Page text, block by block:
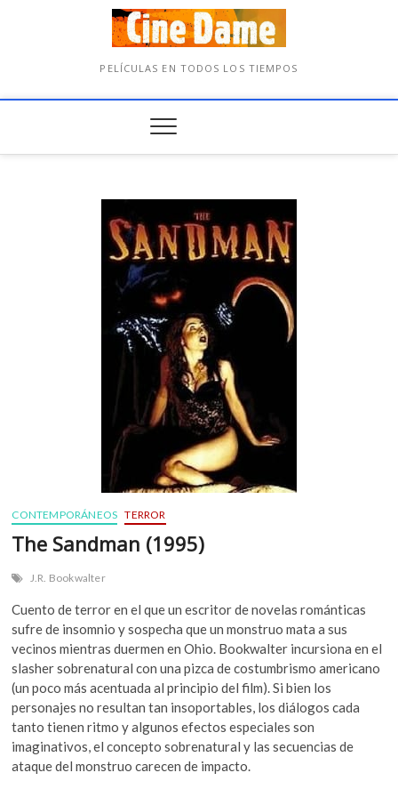
PELÍCULAS EN TODOS LOS TIEMPOS
CONTEMPORÁNEOS TERROR
The Sandman (1995)
J.R. Bookwalter
Cuento de terror en el que un escritor de novelas románticas
sufre de insomnio y sospecha que un monstruo mata a sus
vecinos mientras duermen en Ohio. Bookwalter incursiona en el
slasher sobrenatural con una pizca de costumbrismo americano
(un poco más acentuada al principio del film). Si bien los
personajes no resultan tan insoportables, los diálogos cada
tanto tienen ritmo y algunos efectos especiales son
imaginativos, el concepto sobrenatural y las secuencias de
ataque del monstruo carecen de impacto.